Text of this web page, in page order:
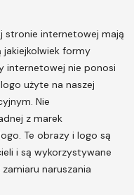
stronie internetowej mają
formy
internetowej nie ponosi
użyte na naszej
Nie
z marek
Te obrazy i logo są
i są wykorzystywane
naruszania